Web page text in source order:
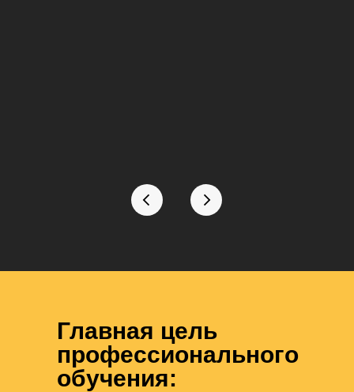
Главная цель
профессионального
обучения: